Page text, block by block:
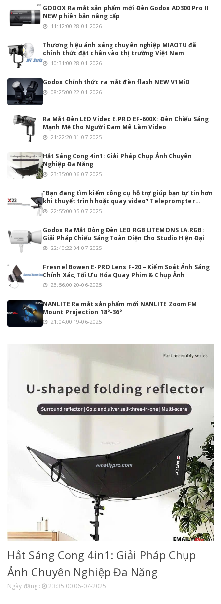
GODOX Ra mắt sản phẩm mới Đèn Godox AD300 Pro II
NEW phiên bản nâng cấp
11:12:00 28-01-2026
Thương hiệu ánh sáng chuyên nghiệp MIAOTU đã
chính thức đặt chân vào thị trường Việt Nam
10:31:00 28-01-2026
Godox Chính thức ra mắt đèn flash NEW V1MiD
08:25:00 22-01-2026
Ra Mắt Đèn LED Video E.PRO EF-600X: Đèn Chiếu Sáng
Mạnh Mẽ Cho Người Đam Mê Làm Video
21:22:20 31-07-2025
Hắt Sáng Cong 4in1: Giải Pháp Chụp Ảnh Chuyên
Nghiệp Đa Năng
23:35:00 06-07-2025
"Bạn đang tìm kiếm công cụ hỗ trợ giúp bạn tự tin hơn
khi thuyết trình hoặc quay video? Teleprompter
INMEI Professionnel 22 Inch chính là giải pháp hoàn
22:55:00 05-07-2025
Godox Ra Mắt Dòng Đèn LED RGB LITEMONS LA.RGB:
Giải Pháp Chiếu Sáng Toàn Diện Cho Studio Hiện Đại
22:40:22 04-07-2025
Fresnel Bowen E-PRO Lens F-20 – Kiểm Soát Ánh Sáng
Chính Xác, Tối Ưu Hóa Quay Phim & Chụp Ảnh
23:56:00 20-06-2025
NANLITE Ra mắt sản phẩm mới NANLITE Zoom FM
Mount Projection 18°-36°
21:04:00 19-06-2025
Hắt Sáng Cong 4in1: Giải Pháp Chụp
Ảnh Chuyên Nghiệp Đa Năng
Ngày đăng : 23:35:00 06-07-2025